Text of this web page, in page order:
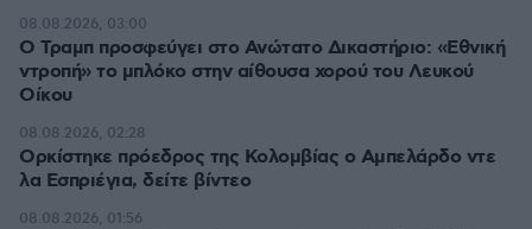
Ο Τραμπ προσφεύγει στο Ανώτατο Δικαστήριο: «Εθνική
ντροπή» το μπλόκο στην αίθουσα χορού του Λευκού
Οίκου
08.08.2026, 03:00
Ορκίστηκε πρόεδρος της Κολομβίας ο Αμπελάρδο ντε
λα Εσπριέγια, δείτε βίντεο
08.08.2026, 02:28
08.08.2026, 01:56